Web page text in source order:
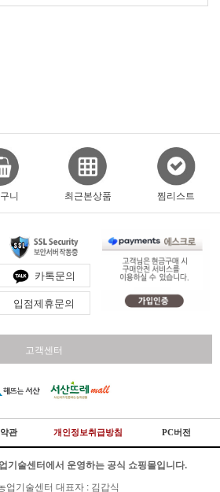
니 최근본상품 찜리스트
카톡문의
입점제휴문의
고객센터
관 개인정보취급방침 PC버전
기술센터에서 운영하는 공식 쇼핑몰입니다.
업기술센터 대표자 : 김갑식